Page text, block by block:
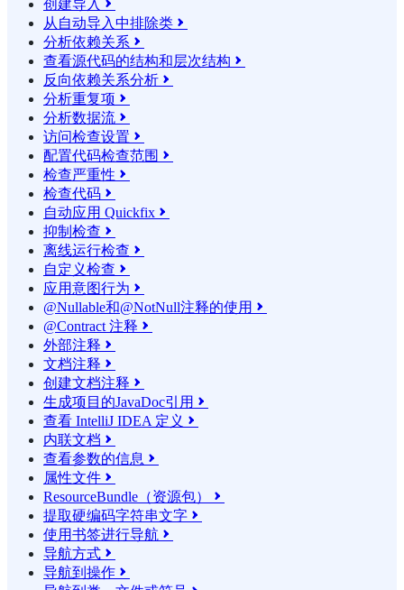
创建导入 
从自动导入中排除类 
分析依赖关系 
查看源代码的结构和层次结构 
反向依赖关系分析 
分析重复项 
分析数据流 
访问检查设置 
配置代码检查范围 
检查严重性 
检查代码 
自动应用 Quickfix 
抑制检查 
离线运行检查 
自定义检查 
应用意图行为 
@Nullable和@NotNull注释的使用 
@Contract 注释 
外部注释 
文档注释 
创建文档注释 
生成项目的JavaDoc引用 
查看 IntelliJ IDEA 定义 
内联文档 
查看参数的信息 
属性文件 
ResourceBundle（资源包） 
提取硬编码字符串文字 
使用书签进行导航 
导航方式 
导航到操作 